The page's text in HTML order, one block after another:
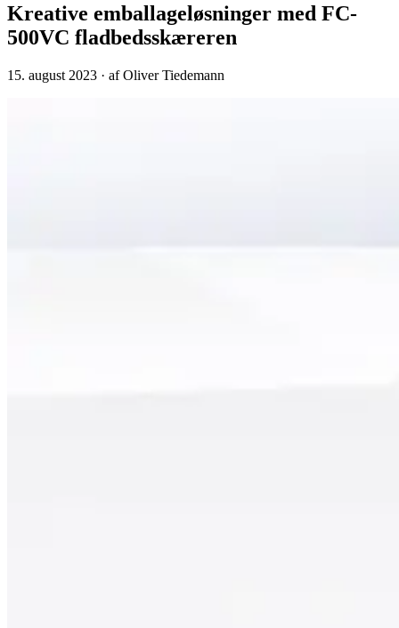
Kreative emballageløsninger med FC-
500VC fladbedsskæreren
15. august 2023 · af Oliver Tiedemann